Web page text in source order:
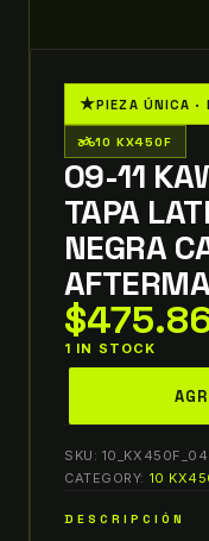
★PIEZA ÚNICA ·
two_wheeler10 KX450F
09-11
TAPA
NEGRA
$
1 IN STOCK
kx450f
LATERAL
SKU: 10_KX450F_04
CATEGORY: 10
DESCRIPCIÓN